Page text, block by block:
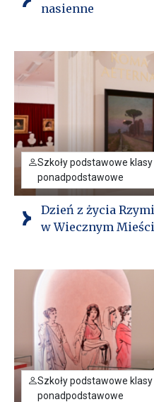
nasienne
Szkoły podstawowe klasy
ponadpodstawowe
Dzień z życia
w Wiecznym
Szkoły podstawowe klasy
ponadpodstawowe